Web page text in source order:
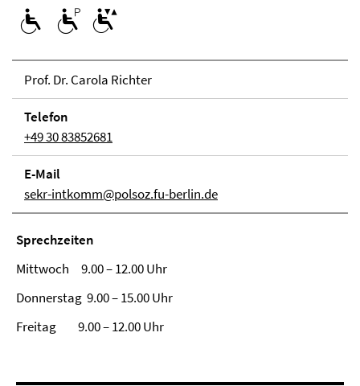
Prof. Dr. Carola Richter
Telefon
+49 30 83852681
E-Mail
sekr-intkomm@polsoz.fu-berlin.de
Sprech­zei­ten
Mittwoch 9.00 – 12.00 Uhr
Donnerstag 9.00 – 15.00 Uhr
Freitag 9.00 – 12.00 Uhr